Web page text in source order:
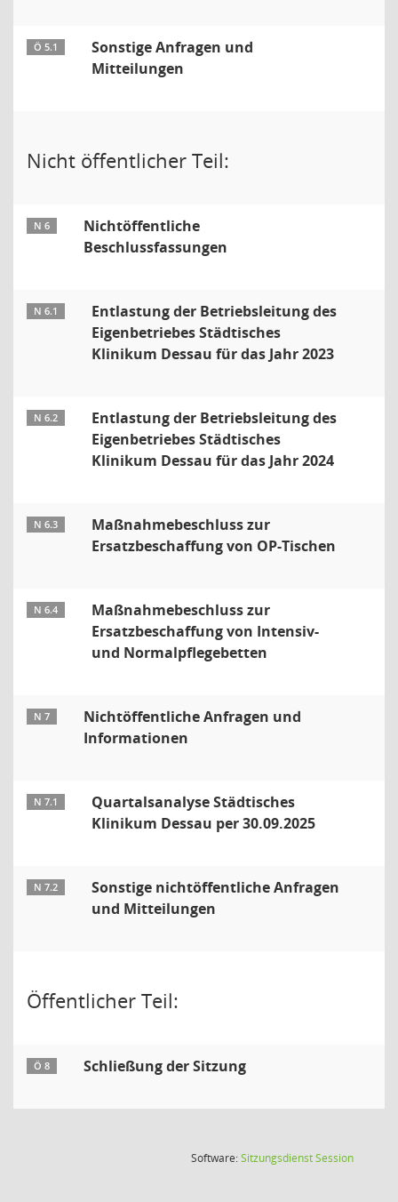
Ö 5.1
Sonstige Anfragen und
Mitteilungen
Nicht öffentlicher Teil:
N 6
Nichtöffentliche
Beschlussfassungen
N 6.1
Entlastung der Betriebsleitung des
Eigenbetriebes Städtisches
Klinikum Dessau für das Jahr 2023
N 6.2
Entlastung der Betriebsleitung des
Eigenbetriebes Städtisches
Klinikum Dessau für das Jahr 2024
N 6.3
Maßnahmebeschluss zur
Ersatzbeschaffung von OP-Tischen
N 6.4
Maßnahmebeschluss zur
Ersatzbeschaffung von Intensiv-
und Normalpflegebetten
N 7
Nichtöffentliche Anfragen und
Informationen
N 7.1
Quartalsanalyse Städtisches
Klinikum Dessau per 30.09.2025
N 7.2
Sonstige nichtöffentliche Anfragen
und Mitteilungen
Öffentlicher Teil:
Ö 8 Schließung der Sitzung
Software:SitzungsdienstSession(Wird in